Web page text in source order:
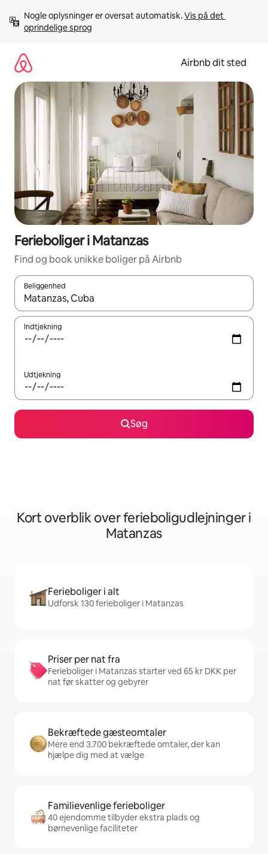
videre
Nogle oplysninger er oversat automatisk. Vis på det
oprindelige sprog
Airbnb dit sted
Ferieboliger i Matanzas
Find og book unikke boliger på Airbnb
Beliggenhed
Når resultaterne er tilgængelige, skal du navigere med
Indtjekning
Udtjekning
Søg
Kort overblik over ferieboligudlejninger i
Matanzas
Ferieboliger i alt
Udforsk 130 ferieboliger i Matanzas
Priser per nat fra
Ferieboliger i Matanzas starter ved 65 kr DKK per
nat før skatter og gebyrer
Bekræftede gæsteomtaler
Mere end 3.700 bekræftede omtaler, der kan
hjælpe dig med at vælge
Familievenlige ferieboliger
40 ejendomme tilbyder ekstra plads og
børnevenlige faciliteter